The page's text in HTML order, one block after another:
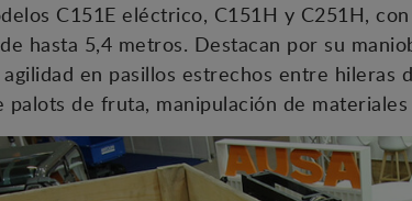
C151E eléctrico, C151H y C251H,
hasta 5,4 metros. Destacan por su
en pasillos estrechos entre hileras
de fruta, manipulación de